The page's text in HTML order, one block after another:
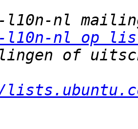
l10n-nl op